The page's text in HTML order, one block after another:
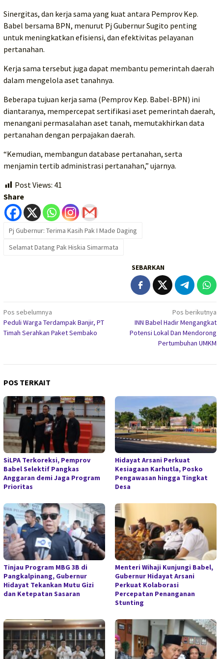
Sinergitas, dan kerja sama yang kuat antara Pemprov Kep.
Babel bersama BPN, menurut Pj Gubernur Sugito penting
untuk meningkatkan efisiensi, dan efektivitas pelayanan
pertanahan.
Kerja sama tersebut juga dapat membantu pemerintah daerah
dalam mengelola aset tanahnya.
Beberapa tujuan kerja sama (Pemprov Kep. Babel-BPN) ini
diantaranya, mempercepat sertifikasi aset pemerintah daerah,
menangani permasalahan aset tanah, memutakhirkan data
pertanahan dengan perpajakan daerah.
“Kemudian, membangun database pertanahan, serta
menjamin tertib administrasi pertanahan,” ujarnya.
Post Views: 41
Share
Pj Gubernur: Terima Kasih Pak I Made Daging
Selamat Datang Pak Hiskia Simarmata
SEBARKAN
Navigasi
pos
Pos sebelumnya
Peduli Warga Terdampak Banjir, PT
Timah Serahkan Paket Sembako
Pos berikutnya
INN Babel Hadir Mengangkat
Potensi Lokal Dan Mendorong
Pertumbuhan UMKM
POS TERKAIT
SiLPA Terkoreksi, Pemprov
Babel Selektif Pangkas
Anggaran demi Jaga Program
Prioritas
Hidayat Arsani Perkuat
Kesiagaan Karhutla, Posko
Pengawasan hingga Tingkat
Desa
Tinjau Program MBG 3B di
Pangkalpinang, Gubernur
Hidayat Tekankan Mutu Gizi
dan Ketepatan Sasaran
Menteri Wihaji Kunjungi Babel,
Gubernur Hidayat Arsani
Perkuat Kolaborasi
Percepatan Penanganan
Stunting